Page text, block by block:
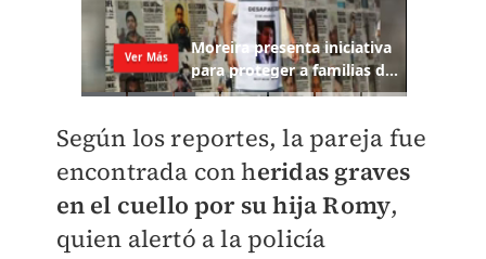
Según los reportes, la pareja fue
encontrada con heridas graves
en el cuello por su hija Romy,
quien alertó a la policía